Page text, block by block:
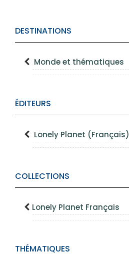
DESTINATIONS
Monde et thématiques
ÉDITEURS
Lonely Planet (Français)
COLLECTIONS
Lonely Planet Français
THÉMATIQUES